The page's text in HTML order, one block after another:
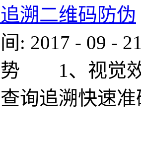
溯二维码防伪
: 2017 - 09 -
势 1、视觉
查询追溯快速